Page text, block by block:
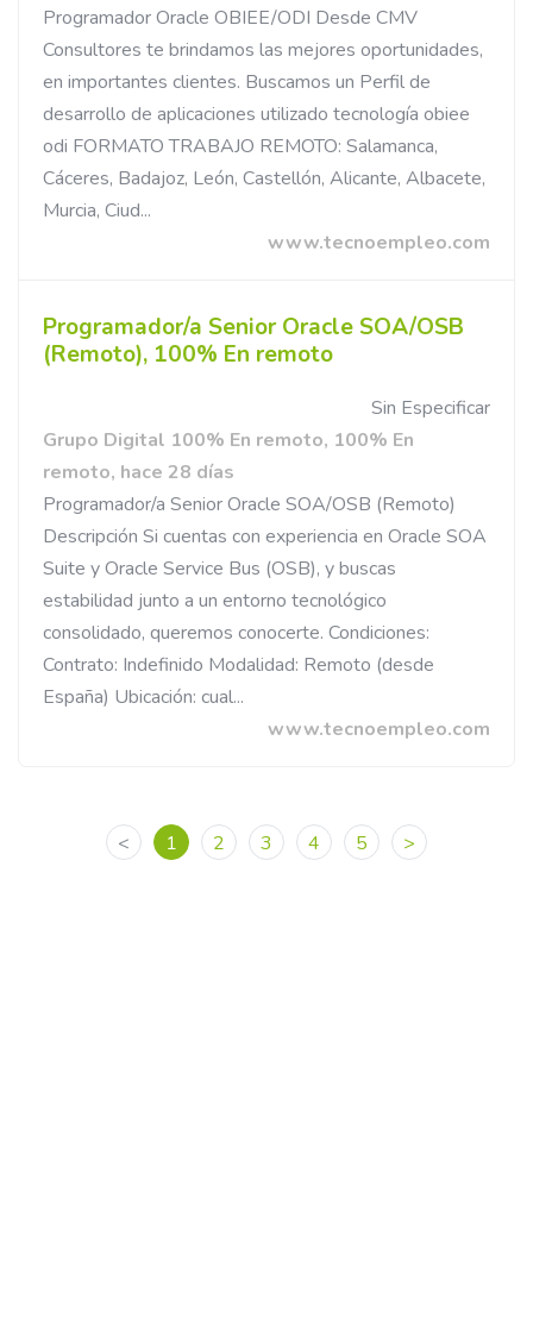
Programador Oracle OBIEE/ODI Desde CMV
Consultores te brindamos las mejores oportunidades,
en importantes clientes. Buscamos un Perfil de
desarrollo de aplicaciones utilizado tecnología obiee
odi FORMATO TRABAJO REMOTO: Salamanca,
Cáceres, Badajoz, León, Castellón, Alicante, Albacete,
Murcia, Ciud...
www.tecnoempleo.com
Programador/a Senior Oracle SOA/OSB
(Remoto), 100% En remoto
Sin Especificar
Grupo Digital 100% En remoto, 100% En
remoto, hace 28 días
Programador/a Senior Oracle SOA/OSB (Remoto)
Descripción Si cuentas con experiencia en Oracle SOA
Suite y Oracle Service Bus (OSB), y buscas
estabilidad junto a un entorno tecnológico
consolidado, queremos conocerte. Condiciones:
Contrato: Indefinido Modalidad: Remoto (desde
España) Ubicación: cual...
www.tecnoempleo.com
< 1 2 3 4 5 >